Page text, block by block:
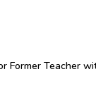
Former Teacher